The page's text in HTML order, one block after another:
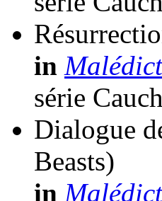
in
série
Dialogue
Beasts)
in